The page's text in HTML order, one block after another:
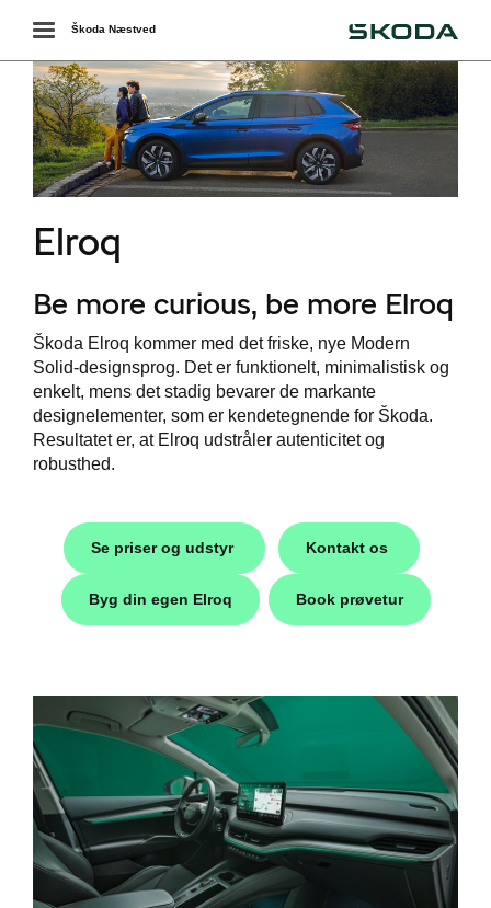
Toggle
navigation
Škoda Næstved
Elroq
Be more curious, be more Elroq
Škoda Elroq kommer med det friske, nye Modern
Solid-designsprog. Det er funktionelt, minimalistisk og
enkelt, mens det stadig bevarer de markante
designelementer, som er kendetegnende for Škoda.
Resultatet er, at Elroq udstråler autenticitet og
robusthed.
Se priser og udstyr Kontakt os
Byg din egen Elroq Book prøvetur